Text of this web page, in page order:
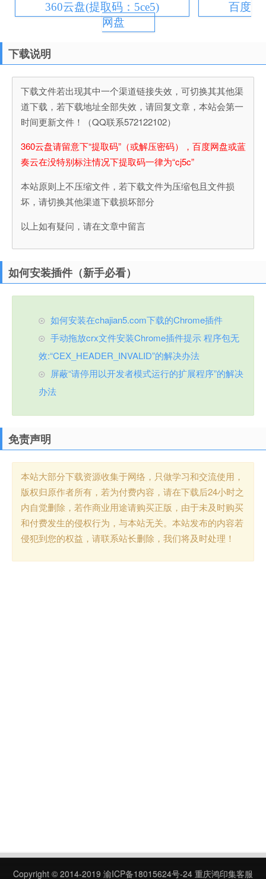
360云盘(提取码：5ce5)
百度
网盘
下载说明
下载文件若出现其中一个渠道链接失效，可切换其其他渠
道下载，若下载地址全部失效，请回复文章，本站会第一
时间更新文件！（QQ联系572122102）
360云盘请留意下“提取码”（或解压密码），百度网盘或蓝
奏云在没特别标注情况下提取码一律为“cj5c”
本站原则上不压缩文件，若下载文件为压缩包且文件损
坏，请切换其他渠道下载损坏部分
以上如有疑问，请在文章中留言
如何安装插件（新手必看）
如何安装在chajian5.com下载的Chrome插件
手动拖放crx文件安装Chrome插件提示 程序包无
效:“CEX_HEADER_INVALID”的解决办法
屏蔽“请停用以开发者模式运行的扩展程序”的解决
办法
免责声明
本站大部分下载资源收集于网络，只做学习和交流使用，
版权归原作者所有，若为付费内容，请在下载后24小时之
内自觉删除，若作商业用途请购买正版，由于未及时购买
和付费发生的侵权行为，与本站无关。本站发布的内容若
侵犯到您的权益，请联系站长删除，我们将及时处理！
Copyright © 2014-2019 渝ICP备18015624号-24 重庆鸿印集客服